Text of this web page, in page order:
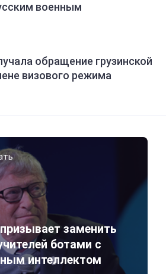
военным
обращение грузинской
визового режима
заменить
ботами с
интеллектом